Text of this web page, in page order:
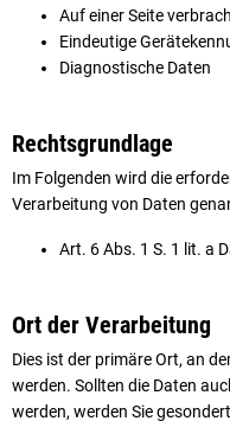
Auf einer Seite
Eindeutige
Diagnostische Daten
Rechtsgrundlage
Im Folgenden wird die
Verarbeitung von Daten
Art. 6 Abs. 1 S. 1 lit. a
Ort der Verarbeitung
Dies ist der primäre Ort, an
werden. Sollten die Daten
werden, werden Sie